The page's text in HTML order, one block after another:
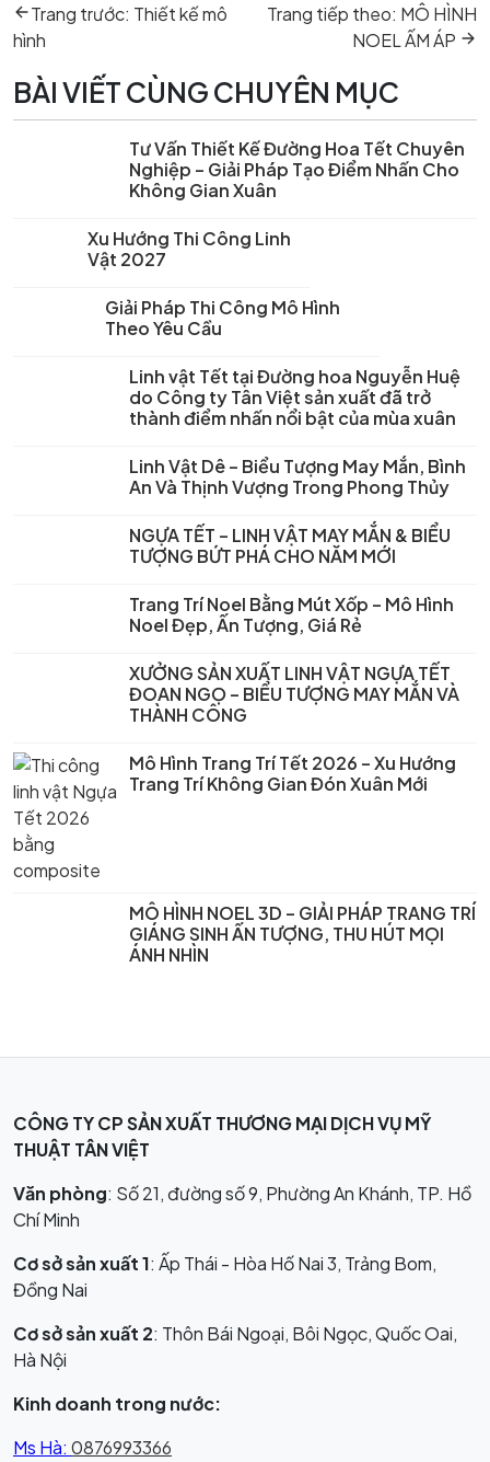
hướng
bài
viết
Trang trước: Previous
Thiết kế mô
hình
Trang tiếp theo: Next
post:
MÔ HÌNH
NOEL ẤM ÁP
BÀI VIẾT CÙNG CHUYÊN MỤC
Tư Vấn Thiết Kế Đường Hoa Tết Chuyên
Nghiệp – Giải Pháp Tạo Điểm Nhấn Cho
Không Gian Xuân
Xu Hướng Thi Công Linh
Vật 2027
Giải Pháp Thi Công Mô Hình
Theo Yêu Cầu
Linh vật Tết tại Đường hoa Nguyễn Huệ
do Công ty Tân Việt sản xuất đã trở
thành điểm nhấn nổi bật của mùa xuân
Linh Vật Dê – Biểu Tượng May Mắn, Bình
An Và Thịnh Vượng Trong Phong Thủy
NGỰA TẾT – LINH VẬT MAY MẮN & BIỂU
TƯỢNG BỨT PHÁ CHO NĂM MỚI
Trang Trí Noel Bằng Mút Xốp – Mô Hình
Noel Đẹp, Ấn Tượng, Giá Rẻ
XƯỞNG SẢN XUẤT LINH VẬT NGỰA TẾT
ĐOAN NGỌ – BIỂU TƯỢNG MAY MẮN VÀ
THÀNH CÔNG
Mô Hình Trang Trí Tết 2026 – Xu Hướng
Trang Trí Không Gian Đón Xuân Mới
MÔ HÌNH NOEL 3D – GIẢI PHÁP TRANG TRÍ
GIÁNG SINH ẤN TƯỢNG, THU HÚT MỌI
ÁNH NHÌN
CÔNG TY CP SẢN XUẤT THƯƠNG MẠI DỊCH VỤ MỸ
THUẬT TÂN VIỆT
Văn phòng: Số 21, đường số 9, Phường An Khánh, TP. Hồ
Chí Minh
Cơ sở sản xuất 1: Ấp Thái - Hòa Hố Nai 3, Trảng Bom,
Đồng Nai
Cơ sở sản xuất 2: Thôn Bái Ngoại, Bôi Ngọc, Quốc Oai,
Hà Nội
Kinh doanh trong nước:
Ms Hà: 0876993366